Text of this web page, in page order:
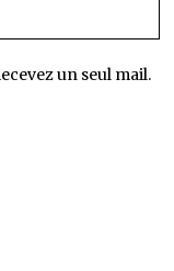
un seul mail.